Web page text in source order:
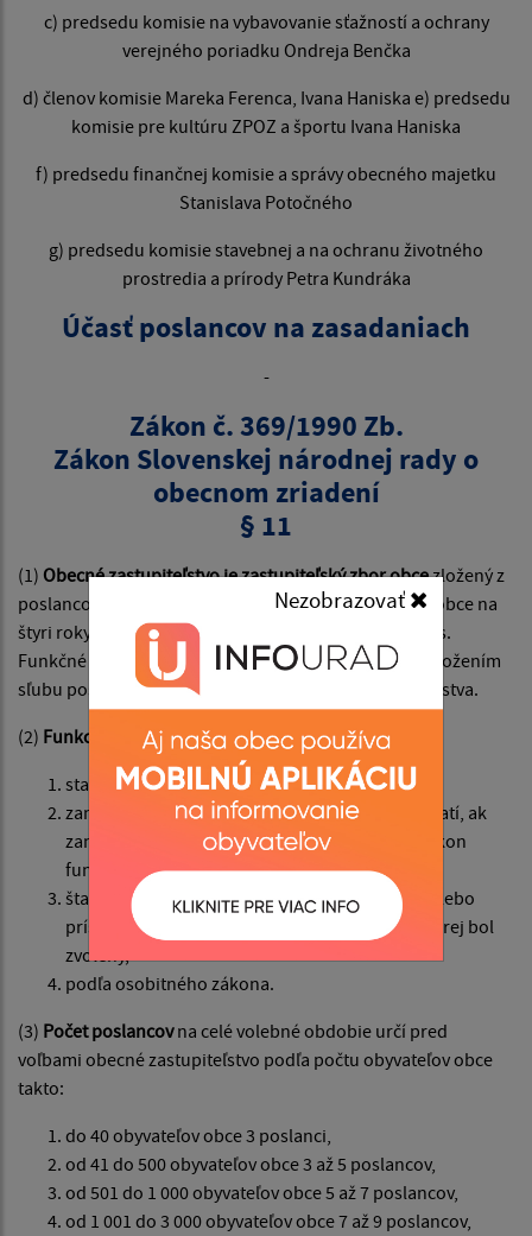
Nezobrazovať
c) predsedu komisie na vybavovanie sťažností a ochrany
verejného poriadku Ondreja Benčka
d) členov komisie Mareka Ferenca, Ivana Haniska e) predsedu
komisie pre kultúru ZPOZ a športu Ivana Haniska
f) predsedu finančnej komisie a správy obecného majetku
Stanislava Potočného
g) predsedu komisie stavebnej a na ochranu životného
prostredia a prírody Petra Kundráka
Účasť poslancov na zasadaniach
-
Zákon č. 369/1990 Zb.
Zákon Slovenskej národnej rady o
obecnom zriadení
§ 11
(1) Obecné zastupiteľstvo je zastupiteľský zbor obcezložený z
poslancov zvolených v priamych voľbách obyvateľmi obce na
štyri roky. Volebné pravidlá upravuje osobitný predpis.
Funkčné obdobie obecného zastupiteľstva sa končí zložením
sľubu poslancov novozvoleného obecného zastupiteľstva.
(2) Funkcia poslancaje nezlučiteľná s funkciou
starostu,
zamestnanca obce, v ktorej bol zvolený; to neplatí, ak
zamestnanec obce je dlhodobo uvoľnený na výkon
funkcie poslanca,
štatutárneho orgánu rozpočtovej organizácie alebo
príspevkovej organizácie zriadenej obcou, v ktorej bol
zvolený,
podľa osobitného zákona.
(3) Počet poslancovna celé volebné obdobie určí pred
voľbami obecné zastupiteľstvo podľa počtu obyvateľov obce
takto:
do 40 obyvateľov obce 3 poslanci,
od 41 do 500 obyvateľov obce 3 až 5 poslancov,
od 501 do 1 000 obyvateľov obce 5 až 7 poslancov,
od 1 001 do 3 000 obyvateľov obce 7 až 9 poslancov,